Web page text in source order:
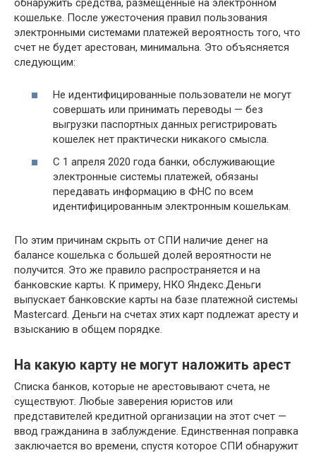
обнаружить средства, размещенные на электронном
кошельке. После ужесточения правил пользования
электронными системами платежей вероятность того, что
счет не будет арестован, минимальна. Это объясняется
следующим:
Не идентифицированные пользователи не могут
совершать или принимать переводы — без
выгрузки паспортных данных регистрировать
кошелек нет практически никакого смысла.
С 1 апреля 2020 года банки, обслуживающие
электронные системы платежей, обязаны
передавать информацию в ФНС по всем
идентифицированным электронным кошелькам.
По этим причинам скрыть от СПИ наличие денег на
балансе кошелька с большей долей вероятности не
получится. Это же правило распространяется и на
банковские карты. К примеру, НКО Яндекс.Деньги
выпускает банковские карты на базе платежной системы
Mastercard. Деньги на счетах этих карт подлежат аресту и
взысканию в общем порядке.
На какую карту не могут наложить арест
Списка банков, которые не арестовывают счета, не
существуют. Любые заверения юристов или
представителей кредитной организации на этот счет —
ввод гражданина в заблуждение. Единственная поправка
заключается во времени, спустя которое СПИ обнаружит